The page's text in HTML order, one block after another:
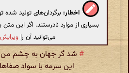
اخطار: برگردان‌های تولید
بسیاری از موارد نادرستند. اگر این
می‌توانید آن را ویرایش
# شد گر جهان به چشم من
این سرمه با سواد